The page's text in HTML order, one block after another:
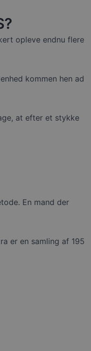
opleve endnu flere
kommen hen ad
at efter et stykke
En mand der
er en samling af 195